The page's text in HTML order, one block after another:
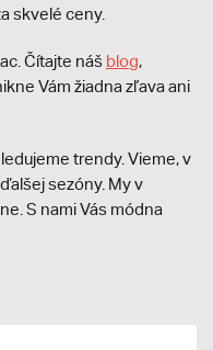
skvelé ceny.
Čítajte náš blog,
Vám žiadna zľava ani
trendy. Vieme, v
sezóny. My v
S nami Vás módna